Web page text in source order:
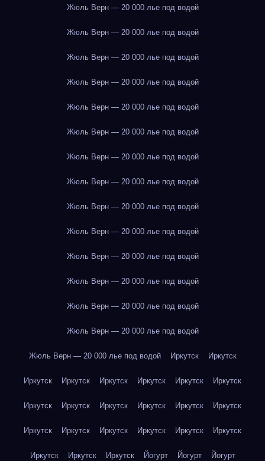
Жюль Верн — 20 000 лье под водой
Жюль Верн — 20 000 лье под водой
Жюль Верн — 20 000 лье под водой
Жюль Верн — 20 000 лье под водой
Жюль Верн — 20 000 лье под водой
Жюль Верн — 20 000 лье под водой
Жюль Верн — 20 000 лье под водой
Жюль Верн — 20 000 лье под водой
Жюль Верн — 20 000 лье под водой
Жюль Верн — 20 000 лье под водой
Жюль Верн — 20 000 лье под водой
Жюль Верн — 20 000 лье под водой
Жюль Верн — 20 000 лье под водой
Жюль Верн — 20 000 лье под водой
Жюль Верн — 20 000 лье под водой Иркутск Иркутск
Иркутск Иркутск Иркутск Иркутск Иркутск Иркутск
Иркутск Иркутск Иркутск Иркутск Иркутск Иркутск
Иркутск Иркутск Иркутск Иркутск Иркутск Иркутск
Иркутск Иркутск Иркутск Йогурт Йогурт Йогурт